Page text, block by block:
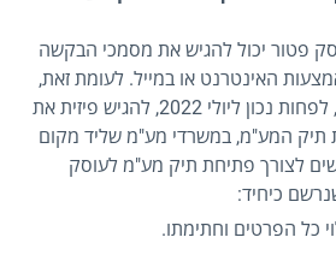
2021, עוסק פטור יכול להגיש את מסמכי הבקשה
האינטרנט או במייל. לעומת זאת,
עוסק מורשה צריך עדיין, לפחות נכון ליולי 2022, להגיש פיזית את
המע"מ, במשרדי מע"מ שליד מקום
לצורך פתיחת תיק מע"מ לעוסק
כיחיד: